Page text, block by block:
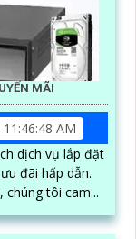
MÃI
AM
dịch vụ lắp đặt
đãi hấp dẫn.
chúng tôi cam...